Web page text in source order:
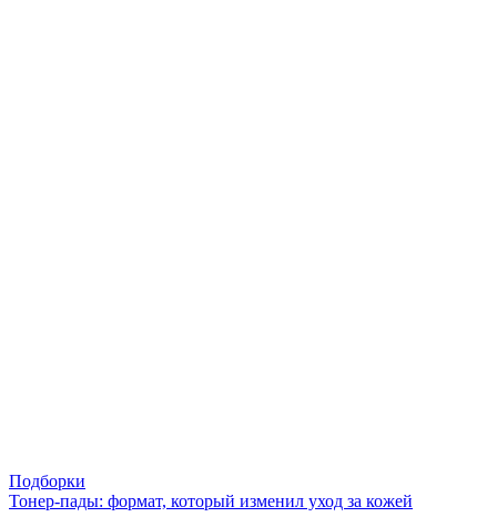
Подборки
Тонер-пады: формат, который изменил уход за кожей